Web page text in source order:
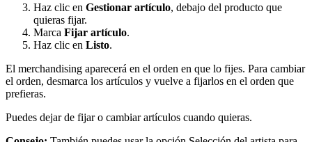
Haz clic en Gestionar artículo, debajo del producto que
quieras fijar.
Marca Fijar artículo.
Haz clic en Listo.
El merchandising aparecerá en el orden en que lo fijes. Para cambiar
el orden, desmarca los artículos y vuelve a fijarlos en el orden que
prefieras.
Puedes dejar de fijar o cambiar artículos cuando quieras.